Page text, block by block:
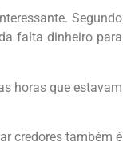
Segundo
falta dinheiro para
horas que estavam
credores também é